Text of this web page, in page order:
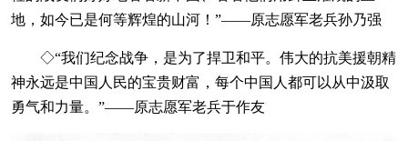
地，如今已是何等辉煌的山河！”——原志愿军老兵孙乃强
◇“我们纪念战争，是为了捍卫和平。伟大的抗美援朝精
神永远是中国人民的宝贵财富，每个中国人都可以从中汲取
勇气和力量。”——原志愿军老兵于作友